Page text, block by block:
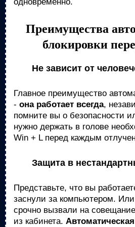
Преимущества
блокировки
Не зависит от
Главное преимущество
- она работает всегда,
помните вы о безопасности
нужно держать в голове
Win + L перед каждым
Защита в
Представьте, что вы
заснули за компьютером.
срочно вызвали на
из кабинета.